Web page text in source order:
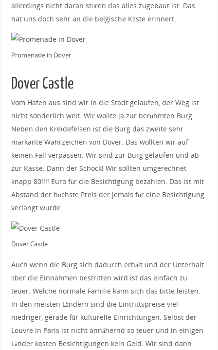
allerdings nicht daran stören das alles zugebaut ist. Das
hat uns doch sehr an die belgische Küste erinnert.
Promenade in Dover
Dover Castle
Vom Hafen aus sind wir in die Stadt gelaufen, der Weg ist
nicht sonderlich weit. Wir wollte ja zur berühmten Burg.
Neben den Kreidefelsen ist die Burg das zweite sehr
markante Wahrzeichen von Dover. Das wollten wir auf
keinen Fall verpassen. Wir sind zur Burg gelaufen und ab
zur Kasse. Dann der Schock! Wir sollten umgerechnet
knapp 80!!!! Euro für die Besichtigung bezahlen. Das ist mit
Abstand der höchste Preis der jemals für eine Besichtigung
verlangt wurde.
Dover Castle
Auch wenn die Burg sich dadurch erhält und der Unterhalt
über die Einnahmen bestritten wird ist das einfach zu
teuer. Welche normale Familie kann sich das bitte leisten.
In den meisten Ländern sind die Eintrittspreise viel
niedriger, gerade für kulturelle Einrichtungen. Selbst der
Louvre in Paris ist nicht annähernd so teuer und in einigen
Länder kosten Besichtigungen kein Geld. Wir sind dann